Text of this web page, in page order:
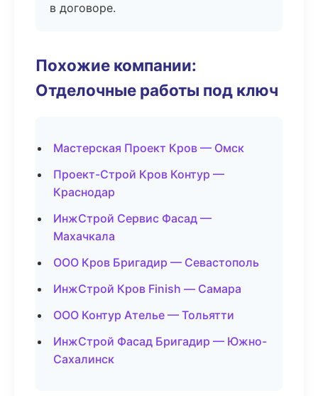
в договоре.
Похожие компании:
Отделочные работы под ключ
Мастерская Проект Кров — Омск
Проект-Строй Кров Контур —
Краснодар
ИнжСтрой Сервис Фасад —
Махачкала
ООО Кров Бригадир — Севастополь
ИнжСтрой Кров Finish — Самара
ООО Контур Ателье — Тольятти
ИнжСтрой Фасад Бригадир — Южно-
Сахалинск